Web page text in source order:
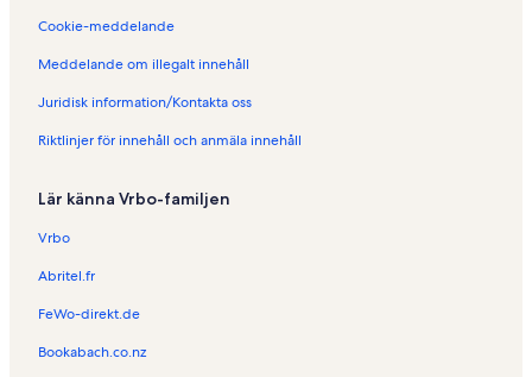
Cookie-meddelande
Meddelande om illegalt innehåll
Juridisk information/Kontakta oss
Riktlinjer för innehåll och anmäla innehåll
Lär känna Vrbo-familjen
Vrbo
Abritel.fr
FeWo-direkt.de
Bookabach.co.nz